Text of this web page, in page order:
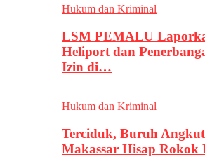
Hukum dan Kriminal
LSM PEMALU
Heliport dan
Izin di…
Hukum dan Kriminal
Terciduk, Buruh
Makassar Hisap Rokok